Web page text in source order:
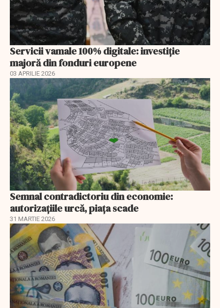
Servicii vamale 100% digitale: investiție
majoră din fonduri europene
03 APRILIE 2026
Semnal contradictoriu din economie:
autorizațiile urcă, piața scade
31 MARTIE 2026